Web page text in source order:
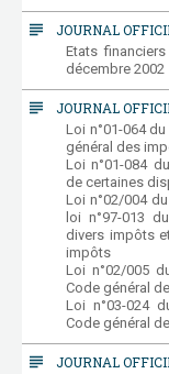
subject JOURNAL
Etats
décembre 2002
subject JOURNAL
Loi n°01-064
général des
Loi n°01-084
de certaines
Loi n°02/004
loi n°97-013
divers impôts
impôts
Loi n°02/005
Code général
Loi n°03-024
Code général
subject JOURNAL